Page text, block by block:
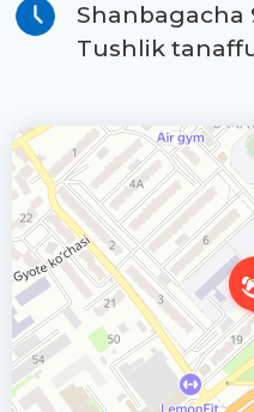
Shanbagacha
Tushlik